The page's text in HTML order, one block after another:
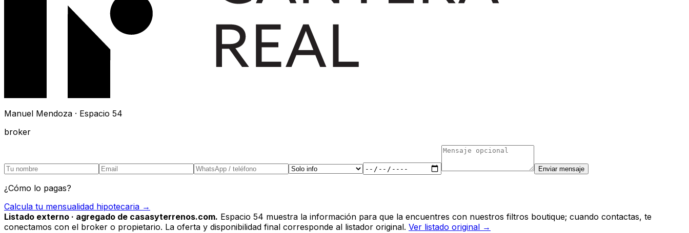
Manuel Mendoza · Espacio 54
broker
Enviar mensaje
¿Cómo lo pagas?
Calcula tu mensualidad hipotecaria →
Listado externo · agregado de casasyterrenos.com. Espacio 54 muestra la información para que la encuentres con nuestros filtros boutique; cuando contactas, te
conectamos con el broker o propietario. La oferta y disponibilidad final corresponde al listador original. Ver listado original →